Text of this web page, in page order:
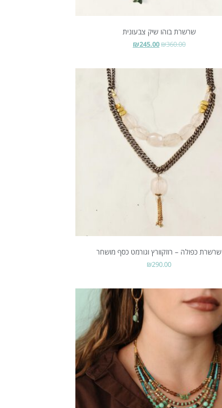
שרשרת בוהו שיק צבעונית
₪360.00
₪245.00
שרשרת כפולה – רוזקוורץ וגורמט כסף מושחר
₪290.00